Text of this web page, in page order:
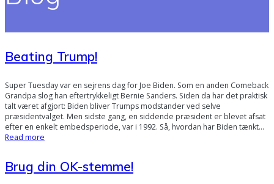
Beating Trump!
Super Tuesday var en sejrens dag for Joe Biden. Som en anden Comeback
Grandpa slog han eftertrykkeligt Bernie Sanders. Siden da har det praktisk
talt været afgjort: Biden bliver Trumps modstander ved selve
præsidentvalget. Men sidste gang, en siddende præsident er blevet afsat
efter en enkelt embedsperiode, var i 1992. Så, hvordan har Biden tænkt…
Read more
Brug din OK-stemme!